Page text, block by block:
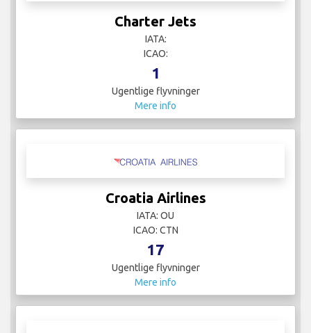
Charter Jets
IATA:
ICAO:
1
Ugentlige flyvninger
Mere info
Croatia Airlines
IATA: OU
ICAO: CTN
17
Ugentlige flyvninger
Mere info